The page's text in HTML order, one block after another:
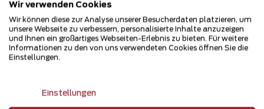
Puls des Marktes
Wir verwenden Cookies
Wir können diese zur Analyse unserer Besucherdaten platzieren, um
unsere Webseite zu verbessern, personalisierte Inhalte anzuzeigen
und Ihnen ein großartiges Webseiten-Erlebnis zu bieten. Für weitere
Informationen zu den von uns verwendeten Cookies öffnen Sie die
Einstellungen.
Einstellungen